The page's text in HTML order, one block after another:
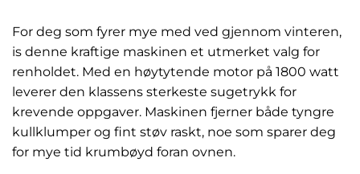
For deg som fyrer mye med ved gjennom vinteren,
is denne kraftige maskinen et utmerket valg for
renholdet. Med en høytytende motor på 1800 watt
leverer den klassens sterkeste sugetrykk for
krevende oppgaver. Maskinen fjerner både tyngre
kullklumper og fint støv raskt, noe som sparer deg
for mye tid krumbøyd foran ovnen.